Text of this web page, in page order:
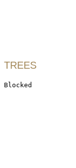
TREES